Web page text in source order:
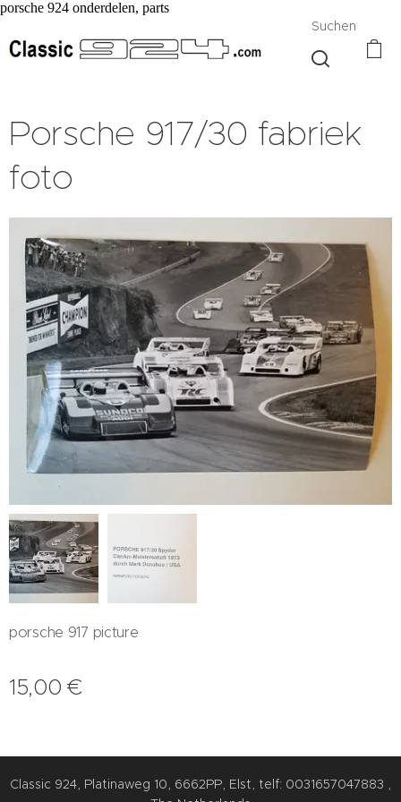
porsche 924 onderdelen, parts
Suchen
Porsche 917/30 fabriek
foto
porsche 917 picture
15,00 €
Classic 924, Platinaweg 10, 6662PP, Elst, telf: 0031657047883 ,